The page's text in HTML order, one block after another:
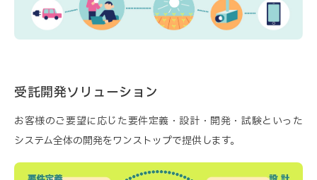
受託開発ソリューション
お客様のご要望に応じた要件定義・設計・開発・試験といった
システム全体の開発をワンストップで提供します。